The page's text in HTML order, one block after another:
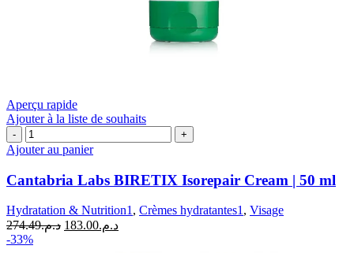
Aperçu rapide
Ajouter à la liste de souhaits
quantité
de
Cantabria
Labs
BIRETIX
Isorepair
Cream
|
50
Ajouter au panier
Cantabria Labs BIRETIX Isorepair Cream | 50 ml
Hydratation & Nutrition1, Crèmes hydratantes1, Visage
د.م.274.49
Le
د.م.183.00
Le
-33%